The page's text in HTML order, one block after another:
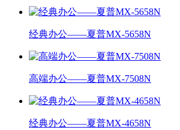
经典办公——夏普MX-5658N
高端办公——夏普MX-7508N
经典办公——夏普MX-4658N